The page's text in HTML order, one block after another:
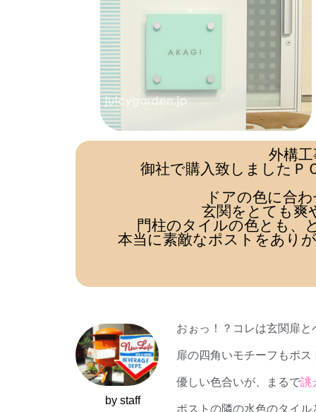
外構
御社で購入致しましたＰ
ドアの色に合
玄関をとても爽
門柱のタイルの色とも、
本当に素敵なポストをあり
by staff
おぉっ！？コレは玄関扉
扉の四角いモチーフもポ
優しい色合いが、まるで誂
ポストの隣の水色のタイ